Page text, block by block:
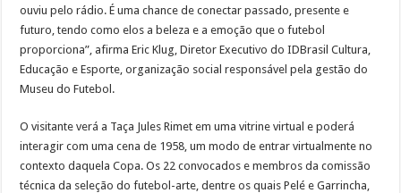
ouviu pelo rádio. É uma chance de conectar passado, presente e
futuro, tendo como elos a beleza e a emoção que o futebol
proporciona”, afirma Eric Klug, Diretor Executivo do IDBrasil Cultura,
Educação e Esporte, organização social responsável pela gestão do
Museu do Futebol.
O visitante verá a Taça Jules Rimet em uma vitrine virtual e poderá
interagir com uma cena de 1958, um modo de entrar virtualmente no
contexto daquela Copa. Os 22 convocados e membros da comissão
técnica da seleção do futebol-arte, dentre os quais Pelé e Garrincha,